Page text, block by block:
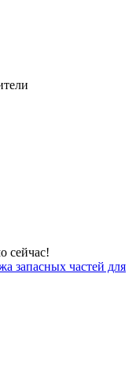
сейчас!
запасных частей для